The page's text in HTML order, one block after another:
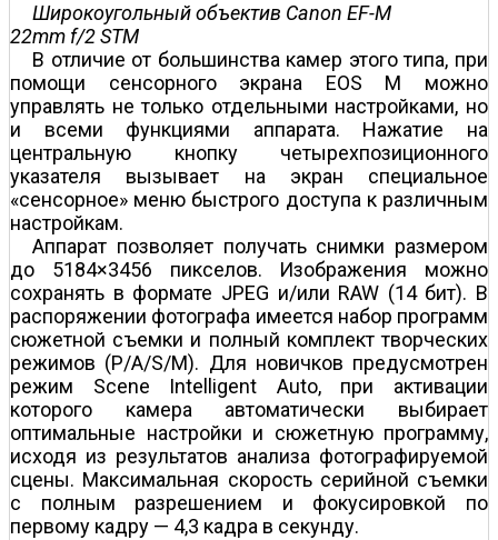
Широкоугольный объектив Canon EF-M
22mm f/2 STM
В отличие от большинства камер этого типа, при
помощи сенсорного экрана EOS M можно
управлять не только отдельными настройками, но
и всеми функциями аппарата. Нажатие на
центральную кнопку четырехпозиционного
указателя вызывает на экран специальное
«сенсорное» меню быстрого доступа к различным
настройкам.
Аппарат позволяет получать снимки размером
до 5184×3456 пикселов. Изображения можно
сохранять в формате JPEG и/или RAW (14 бит). В
распоряжении фотографа имеется набор программ
сюжетной съемки и полный комплект творческих
режимов (P/A/S/M). Для новичков предусмотрен
режим Scene Intelligent Auto, при активации
которого камера автоматически выбирает
оптимальные настройки и сюжетную программу,
исходя из результатов анализа фотографируемой
сцены. Максимальная скорость серийной съемки
с полным разрешением и фокусировкой по
первому кадру — 4,3 кадра в секунду.